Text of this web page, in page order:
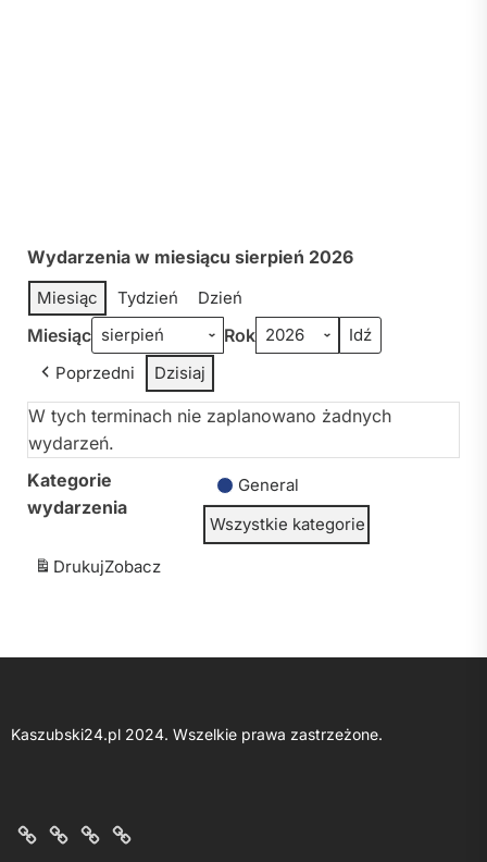
Wydarzenia w miesiącu sierpień 2026
Miesiąc Tydzień Dzień
Miesiąc Rok
Poprzedni Dzisiaj
W tych terminach nie zaplanowano żadnych
wydarzeń.
Kategorie
wydarzenia
General
Wszystkie kategorie
DrukujZobacz
Kaszubski24.pl 2024. Wszelkie prawa zastrzeżone.
O
KontaktPolitykaRegulamin